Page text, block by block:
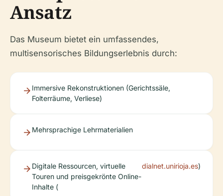
Ansatz
Das Museum bietet ein umfassendes,
multisensorisches Bildungserlebnis durch:
Immersive Rekonstruktionen (Gerichtssäle,
Folterräume, Verliese)
Mehrsprachige Lehrmaterialien
Digitale Ressourcen, virtuelle
Touren und preisgekrönte Online-
Inhalte (
dialnet.unirioja.es)